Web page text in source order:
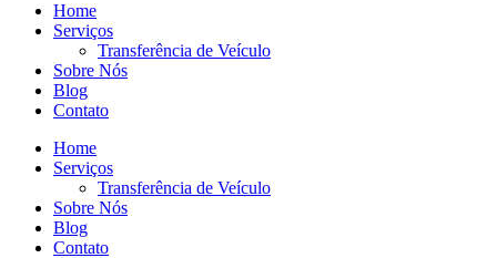
Home
Serviços
Transferência de Veículo
Sobre Nós
Blog
Contato
Home
Serviços
Transferência de Veículo
Sobre Nós
Blog
Contato